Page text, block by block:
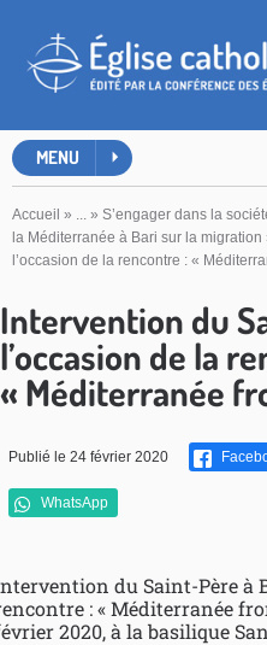
MENU
Accueil » ... » S’engager dans la
la Méditerranée à Bari sur la migration
l’occasion de la rencontre : «
Intervention du
l’occasion de la
« Méditerranée
Publié le 24 février 2020
WhatsApp
du Saint-Père à
: « Méditerranée
2020, à la basilique